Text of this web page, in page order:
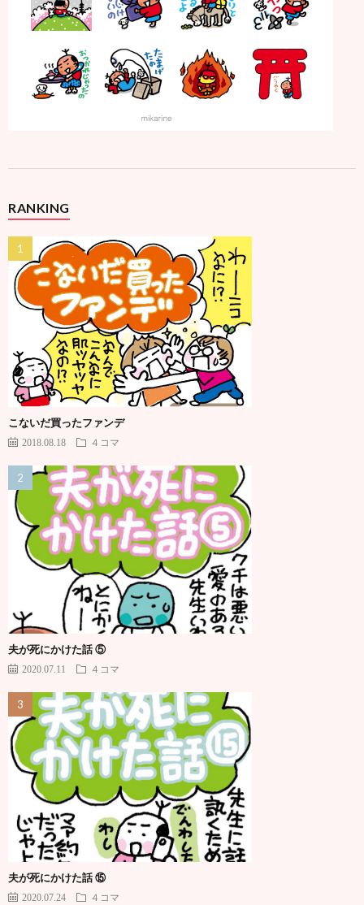
RANKING
こないだ買ったファンデ
2018.08.18 ４コマ
夫が死にかけた話 ⑤
2020.07.11 ４コマ
夫が死にかけた話 ⑮
2020.07.24 ４コマ